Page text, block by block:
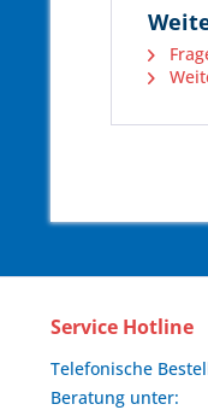
Service Hotline
Telefonische
Beratung unter: